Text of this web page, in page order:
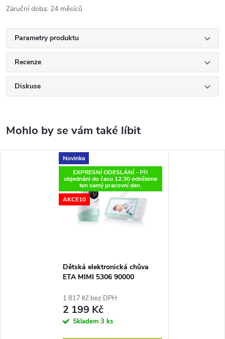
Záruční doba: 24 měsíců
Parametry produktu
Recenze
Diskuse
Novinka
EXPRESNÍ ODESLÁNÍ - Při
objednáni do času 12:30 odešleme
ten samý pracovní den.
AKCE10
Dětská elektronická chůva
ETA MIMI 5306 90000
1 817 Kč bez DPH
2 199 Kč
Skladem 3 ks